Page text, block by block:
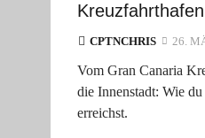
CPTNCHRIS 26.
Vom Gran Canaria
die Innenstadt: Wie
erreichst.